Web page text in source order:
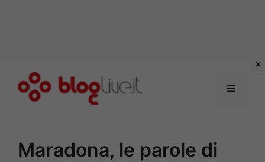
Menu
Maradona, le parole di